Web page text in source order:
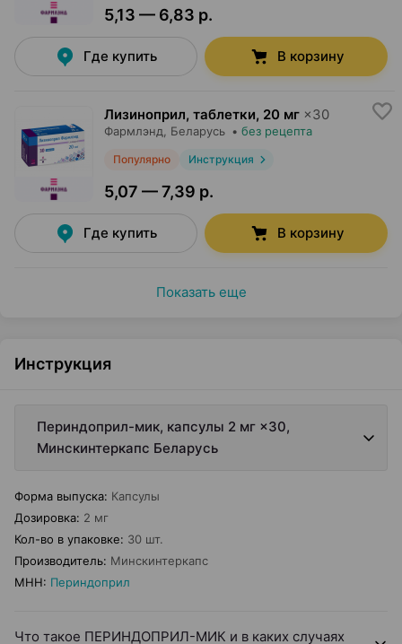
5,13 — 6,83 р.
Где купить В корзину
Лизиноприл, таблетки, 20 мг ×30
Фармлэнд , Беларусь • без рецепта
Популярно Инструкция
5,07 — 7,39 р.
Где купить В корзину
Показать еще
Инструкция
Периндоприл-мик, капсулы 2 мг ×30,
Минскинтеркапс Беларусь
Форма выпуска: Капсулы
Дозировка: 2 мг
Кол-во в упаковке: 30 шт.
Производитель: Минскинтеркапс
МНН: Периндоприл
Что такое ПЕРИНДОПРИЛ-МИК и в каких случаях